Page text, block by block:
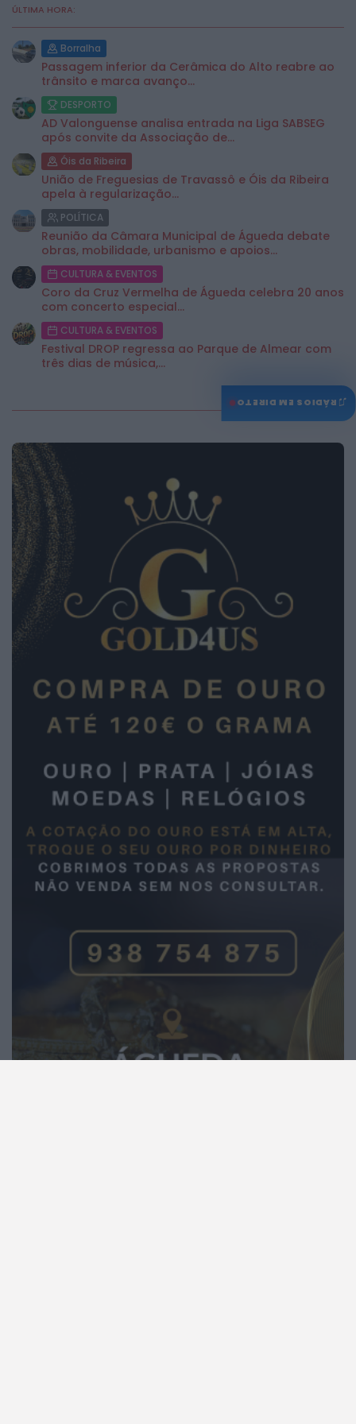
2026 Notícias de Águeda. Todos os direitos
reservados.
ÚLTIMA HORA:
Borralha
Passagem inferior da Cerâmica do Alto reabre ao
trânsito e marca avanço...
DESPORTO
AD Valonguense analisa entrada na Liga SABSEG
após convite da Associação de...
Óis da Ribeira
União de Freguesias de Travassô e Óis da Ribeira
apela à regularização...
POLÍTICA
Reunião da Câmara Municipal de Águeda debate
obras, mobilidade, urbanismo e apoios...
CULTURA & EVENTOS
Coro da Cruz Vermelha de Águeda celebra 20 anos
com concerto especial...
CULTURA & EVENTOS
Festival DROP regressa ao Parque de Almear com
três dias de música,...
♫
RÁDIOS EM DIRETO